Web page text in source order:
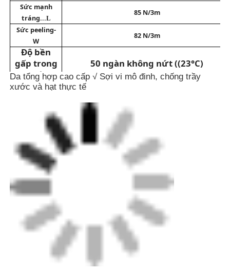
Sức mạnh
tráng...L
85 N/3m
Sức peeling-
W
82 N/3m
Độ bền
gấp trong
nhà
50 ngàn không nứt ((23°C)
Độ bền
Kháng
mài mòn-
Taber
20 nghìn không nứt ((CS-10,1000g)
Chống
mài mòn-
Matindale
100 ngàn không crack ((1200g)
phân-L
42 N/3cm ((10%NaOH)
Kháng
thủy
phân-W
38 N/3cm ((10%NaOH)
Da tổng hợp cao cấp √ Sợi vi mô đinh, chống trầy
xước và hạt thực tế